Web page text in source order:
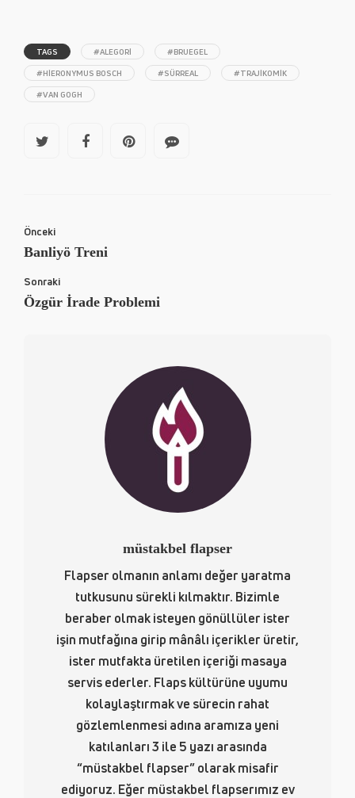
TAGS #ALEGORI
#BRUEGEL
#HIERONYMUS BOSCH
#SÜRREAL
#TRAJIKOMIK
#VAN GOGH
Önceki
Banliyö Treni
Sonraki
Özgür İrade Problemi
müstakbel flapser
Flapser olmanın anlamı değer yaratma
tutkusunu sürekli kılmaktır. Bizimle
beraber olmak isteyen gönüllüler ister
işin mutfağına girip mânâlı içerikler üretir,
ister mutfakta üretilen içeriği masaya
servis ederler. Flaps kültürüne uyumu
kolaylaştırmak ve sürecin rahat
gözlemlenmesi adına aramıza yeni
katılanları 3 ile 5 yazı arasında
“müstakbel flapser” olarak misafir
ediyoruz. Eğer müstakbel flapserımız ev